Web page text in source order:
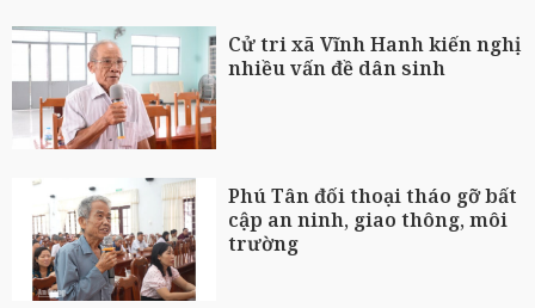
Cử tri xã Vĩnh Hanh kiến nghị
nhiều vấn đề dân sinh
Phú Tân đối thoại tháo gỡ bất
cập an ninh, giao thông, môi
trường